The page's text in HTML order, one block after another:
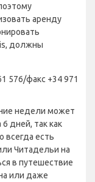
аренду
должны
576/факс +34 971
недели может
дней, так как
всегда есть
Читадельи на
в путешествие
или даже